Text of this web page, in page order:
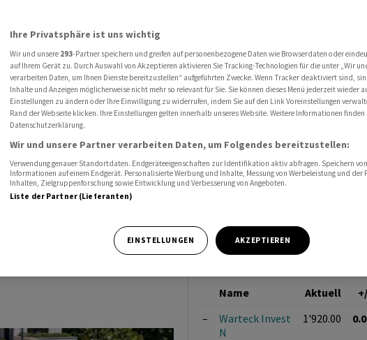
2024 deutlich mehr Gewinn
erzielt 2024
2024 dank
Gewinn
Name Aktuell
–
Warteck Invest
N
1'920.00
Ihre Privatsphäre ist uns wichtig
Wir und unsere 293-Partner speichern und greifen auf personenbezogene Daten wie Browserdaten oder
auf Ihrem Gerät zu. Durch Auswahl von Akzeptieren aktivieren Sie Tracking-Technologien für die unter „Wir
verarbeiten Daten, um Ihnen Dienste bereitzustellen“ aufgeführten Zwecke. Wenn Tracker deaktiviert sind,
Inhalte und Anzeigen möglicherweise nicht mehr so relevant für Sie. Sie können dieses Menü jederzeit wieder
Einstellungen zu ändern oder Ihre Einwilligung zu widerrufen, indem Sie auf den Link Voreinstellungen
Rand der Webseite klicken. Ihre Einstellungen gelten innerhalb unseres Website. Weitere Informationen finden
Datenschutzerklärung.
Wir und unsere Partner verarbeiten Daten, um Folgendes bereitzustellen:
Verwendung genauer Standortdaten. Endgeräteeigenschaften zur Identifikation aktiv abfragen. Speichern
Informationen auf einem Endgerät. Personalisierte Werbung und Inhalte, Messung von Werbeleistung und der
Inhalten, Zielgruppenforschung sowie Entwicklung und Verbesserung von Angeboten.
Liste der Partner (Lieferanten)
EINSTELLUNGEN AKZEPTIEREN